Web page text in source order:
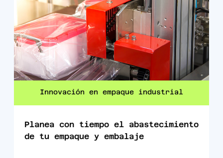
Innovación en empaque industrial
Planea con tiempo el abastecimiento
de tu empaque y embalaje